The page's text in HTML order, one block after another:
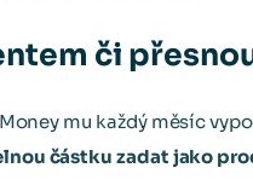
či
mu každý měsíc
částku zadat jako